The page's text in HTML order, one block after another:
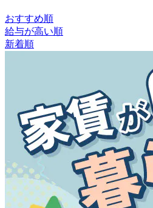
おすすめ順
給与が高い順
新着順